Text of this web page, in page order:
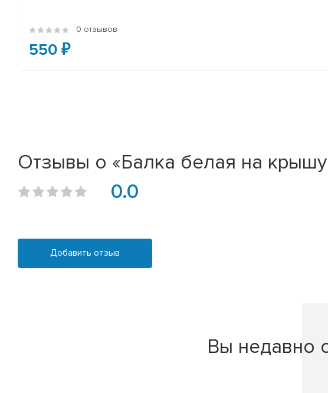
0 отзывов
550 ₽
Отзывы о «Балка белая на
0.0
Добавить отзыв
Вы недавно